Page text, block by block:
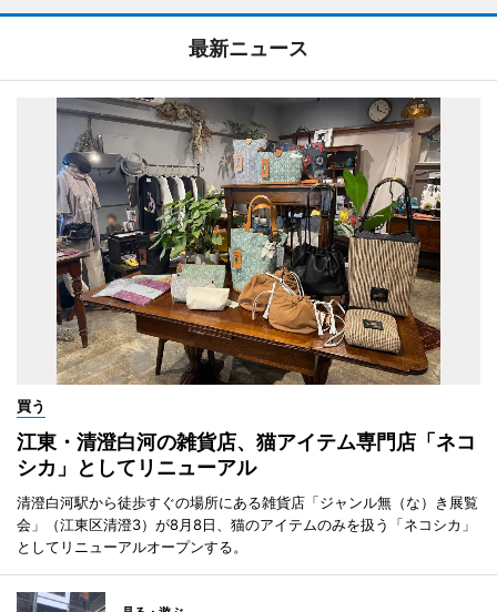
最新ニュース
買う
江東・清澄白河の雑貨店、猫アイテム専門店「ネコ
シカ」としてリニューアル
清澄白河駅から徒歩すぐの場所にある雑貨店「ジャンル無（な）き展覧
会」（江東区清澄3）が8月8日、猫のアイテムのみを扱う「ネコシカ」
としてリニューアルオープンする。